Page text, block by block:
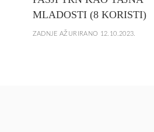
MLADOSTI (8 KORISTI)
ZADNJE AŽURIRANO 12.10.2023.